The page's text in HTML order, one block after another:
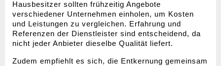
Hausbesitzer sollten frühzeitig Angebote
verschiedener Unternehmen einholen, um Kosten
und Leistungen zu vergleichen. Erfahrung und
Referenzen der Dienstleister sind entscheidend, da
nicht jeder Anbieter dieselbe Qualität liefert.
Zudem empfiehlt es sich, die Entkernung gemeinsam